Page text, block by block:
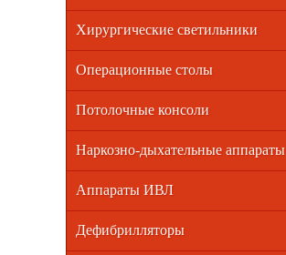
Хирургические светильники
Операционные столы
Потолочные консоли
Наркозно-дыхательные аппараты
Аппараты ИВЛ
Дефибрилляторы